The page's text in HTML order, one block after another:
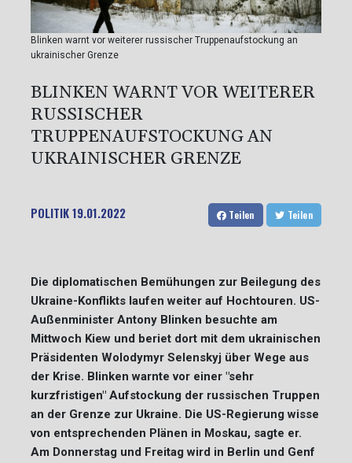
Blinken warnt vor weiterer russischer Truppenaufstockung an
ukrainischer Grenze
BLINKEN WARNT VOR WEITERER
RUSSISCHER
TRUPPENAUFSTOCKUNG AN
UKRAINISCHER GRENZE
POLITIK19.01.2022 Teilen Teilen
Die diplomatischen Bemühungen zur Beilegung des
Ukraine-Konflikts laufen weiter auf Hochtouren. US-
Außenminister Antony Blinken besuchte am
Mittwoch Kiew und beriet dort mit dem ukrainischen
Präsidenten Wolodymyr Selenskyj über Wege aus
der Krise. Blinken warnte vor einer "sehr
kurzfristigen" Aufstockung der russischen Truppen
an der Grenze zur Ukraine. Die US-Regierung wisse
von entsprechenden Plänen in Moskau, sagte er.
Am Donnerstag und Freitag wird in Berlin und Genf